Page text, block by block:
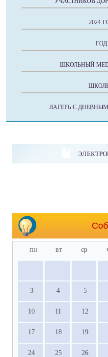
2024-
ШКОЛЬНЫЙ
ЛАГЕРЬ С
пн вт ср
3 4 5
10 11 12
17 18 19
24 25 26